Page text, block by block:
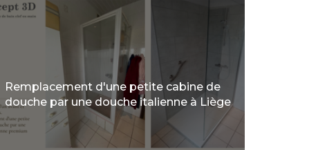
Remplacement d'une petite cabine de
douche par une douche italienne à Liège